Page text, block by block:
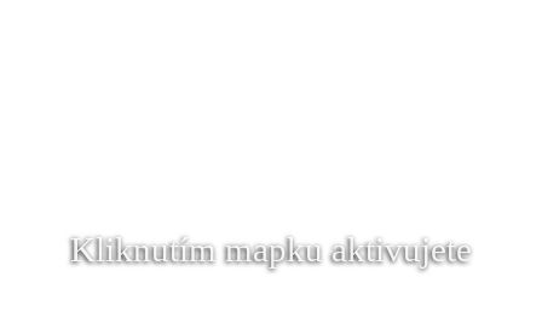
Kliknutím mapku aktivujete